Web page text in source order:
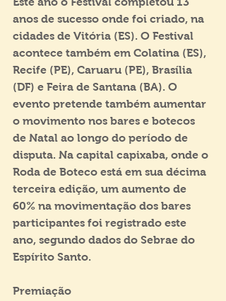
anos de sucesso onde foi criado, na
cidades de Vitória (ES). O Festival
acontece também em Colatina (ES),
Recife (PE), Caruaru (PE), Brasília
(DF) e Feira de Santana (BA). O
evento pretende também aumentar
o movimento nos bares e botecos
de Natal ao longo do período de
disputa. Na capital capixaba, onde o
Roda de Boteco está em sua décima
terceira edição, um aumento de
60% na movimentação dos bares
participantes foi registrado este
ano, segundo dados do Sebrae do
Espírito Santo.
Premiação